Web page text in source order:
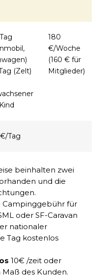
(Zelt)
180
€/Woche
(160 € für
Mitglieder)
Tag
beinhalten zwei
und die
Campinggebühr für
oder SF-Caravan
nationaler
Tag kostenlos
10€ /zeit oder
des Kunden.